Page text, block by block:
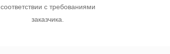
соответствии с требованиями
заказчика.